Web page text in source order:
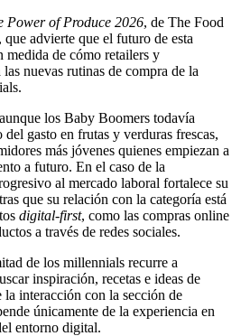
Power of Produce 2026, de The Food
advierte que el futuro de esta
medida de cómo retailers y
nuevas rutinas de compra de la
los Baby Boomers todavía
gasto en frutas y verduras frescas,
más jóvenes quienes empiezan a
a futuro. En el caso de la
al mercado laboral fortalece su
que su relación con la categoría está
digital-first, como las compras online
a través de redes sociales.
de los millennials recurre a
inspiración, recetas e ideas de
interacción con la sección de
únicamente de la experiencia en
entorno digital.